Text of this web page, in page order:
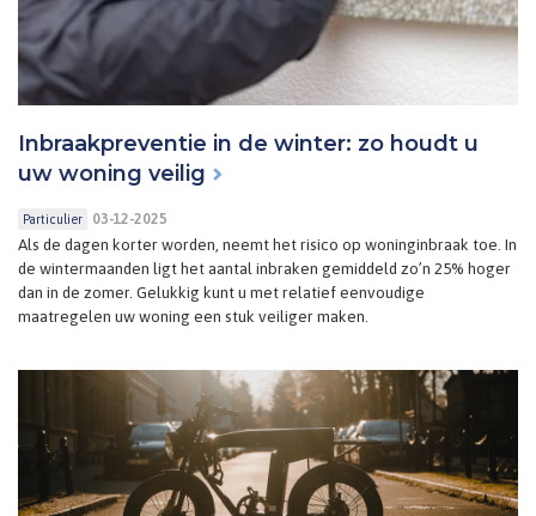
Inbraakpreventie in de winter: zo houdt u
uw woning veilig
Particulier 03-12-2025
Als de dagen korter worden, neemt het risico op woninginbraak toe. In
de wintermaanden ligt het aantal inbraken gemiddeld zo’n 25% hoger
dan in de zomer. Gelukkig kunt u met relatief eenvoudige
maatregelen uw woning een stuk veiliger maken.